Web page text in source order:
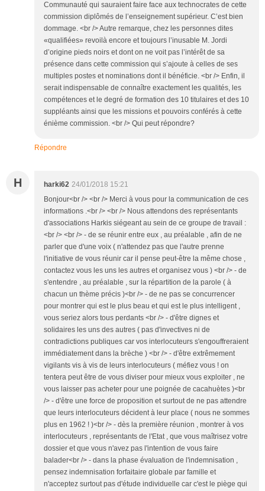
Communauté qui sauraient faire face aux technocrates de cette
commission diplômés de l’enseignement supérieur. C’est bien
dommage. <br /> Autre remarque, chez les personnes dites
«qualifiées» revoilà encore et toujours l’inusable M. Jordi
d’origine pieds noirs et dont on ne voit pas l’intérêt de sa
présence dans cette commission qui s’ajoute à celles de ses
multiples postes et nominations dont il bénéficie. <br /> Enfin, il
serait indispensable de connaître exactement les qualités, les
compétences et le degré de formation des 10 titulaires et des 10
suppléants ainsi que les missions et pouvoirs conférés à cette
énième commission. <br /> Qui peut répondre?
Répondre
H harki62 24/01/2018 15:21
Bonjour<br /> <br /> Merci à vous pour la communication de ces
informations .<br /> <br /> Nous attendons des représentants
d'associations Harkis siégeant au sein de ce groupe de travail :
<br /> <br /> - de se réunir entre eux , au préalable , afin de ne
parler que d'une voix ( n'attendez pas que l'autre prenne
l'initiative de vous réunir car il pense peut-être la même chose ,
contactez vous les uns les autres et organisez vous ) <br /> - de
s'entendre , au préalable , sur la répartition de la parole ( à
chacun un thème précis )<br /> - de ne pas se concurrencer
pour montrer qui est le plus beau et qui est le plus intelligent ,
vous seriez alors tous perdants <br /> - d'être dignes et
solidaires les uns des autres ( pas d'invectives ni de
contradictions publiques car vos interlocuteurs s'engouffreraient
immédiatement dans la brèche ) <br /> - d'être extrêmement
vigilants vis à vis de leurs interlocuteurs ( méfiez vous ! on
tentera peut être de vous diviser pour mieux vous exploiter , ne
vous laisser pas acheter pour une poignée de cacahuètes )<br
/> - d'être une force de proposition et surtout de ne pas attendre
que leurs interlocuteurs décident à leur place ( nous ne sommes
plus en 1962 ! )<br /> - dès la première réunion , montrer à vos
interlocuteurs , représentants de l'Etat , que vous maîtrisez votre
dossier et que vous n'avez pas l'intention de vous faire
balader<br /> - dans la phase évaluation de l'indemnisation ,
pensez indemnisation forfaitaire globale par famille et
n'acceptez surtout pas d'étude individuelle car c'est le piège qui